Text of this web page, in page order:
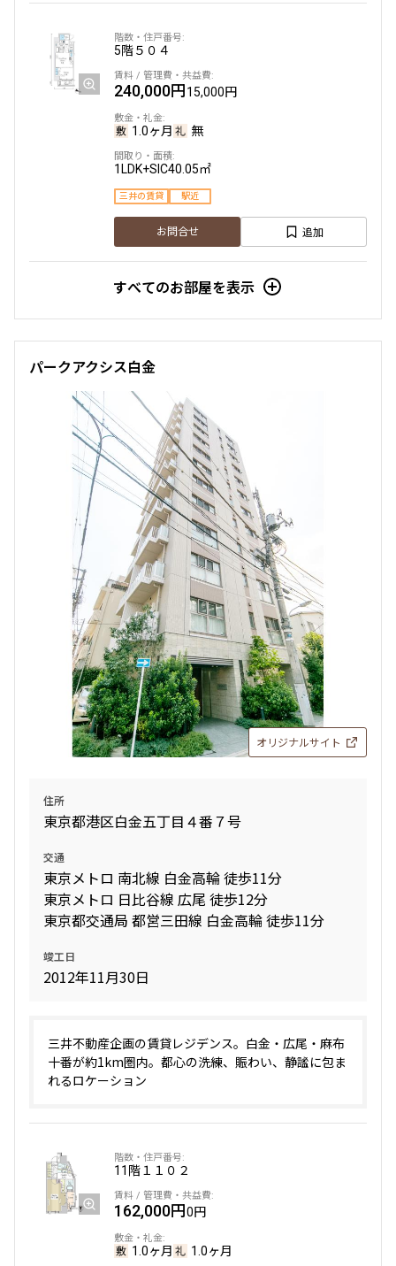
5階５０４
240,000円15,000円
1.0ヶ月 無
1LDK+SIC40.05㎡
三井の賃貸 駅近
お問合せ 追加
すべてのお部屋を表示
パークアクシス白金
オリジナルサイト
住所
東京都港区白金五丁目４番７号
交通
東京メトロ 南北線 白金高輪 徒歩11分
東京メトロ 日比谷線 広尾 徒歩12分
東京都交通局 都営三田線 白金高輪 徒歩11分
竣工日
2012年11月30日
三井不動産企画の賃貸レジデンス。白金・広尾・麻布
十番が約1km圏内。都心の洗練、賑わい、静謐に包ま
れるロケーション
11階１１０２
162,000円0円
1.0ヶ月 1.0ヶ月